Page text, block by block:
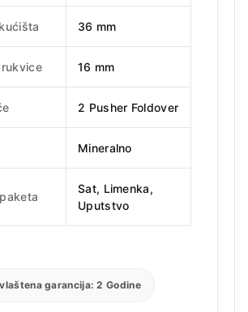
36 mm
16 mm
2 Pusher Foldover
Mineralno
Sat, Limenka,
Uputstvo
garancija: 2 Godine